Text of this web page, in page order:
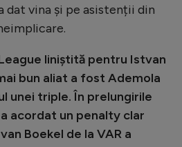
cont
dat vina și pe asistenții din
liniștită pentru Istvan
bun aliat a fost Ademola
unei triple. În prelungirile
acordat un penalty clar
Boekel de la VAR a